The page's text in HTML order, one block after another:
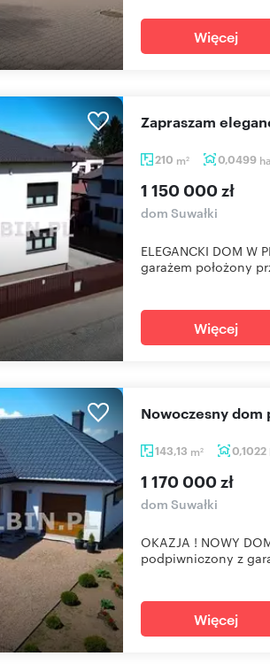
Więcej
210 m2 0,0499 ha
Zapraszam
1 150 000 zł
dom Suwałki
ELEGANCKI DOM W
garażem położony
Więcej
143,13 m2 0,1022
Nowoczesny
1 170 000 zł
dom Suwałki
OKAZJA ! NOWY
podpiwniczony z
Więcej